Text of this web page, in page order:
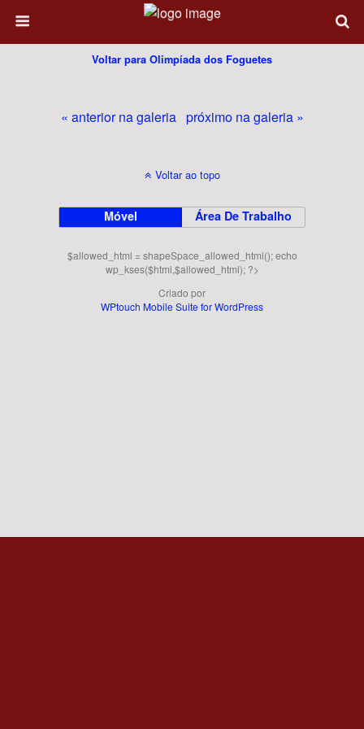
Voltar para Olimpíada dos Foguetes
« anterior na galeria próximo na galeria »
Voltar ao topo
Móvel Área De Trabalho
$allowed_html = shapeSpace_allowed_html(); echo
wp_kses($html,$allowed_html); ?>
Criado por
WPtouch Mobile Suite for WordPress